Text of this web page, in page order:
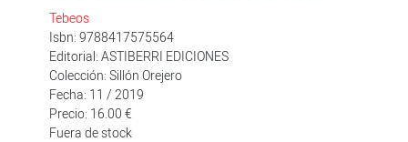
Tebeos
Isbn: 9788417575564
Editorial: ASTIBERRI EDICIONES
Colección: Sillón Orejero
Fecha: 11 / 2019
Precio: 16.00 €
Fuera de stock